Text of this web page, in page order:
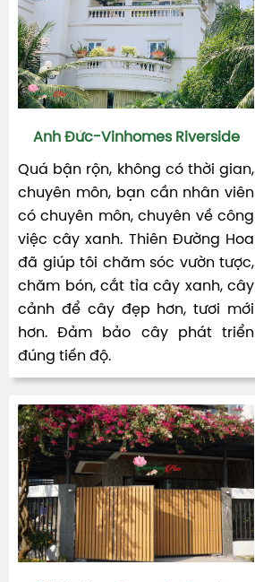
Anh Đức-Vinhomes Riverside
Quá bận rộn, không có thời gian,
chuyên môn, bạn cần nhân viên
có chuyên môn, chuyên về công
việc cây xanh. Thiên Đường Hoa
đã giúp tôi chăm sóc vườn tược,
chăm bón, cắt tỉa cây xanh, cây
cảnh để cây đẹp hơn, tươi mới
hơn. Đảm bảo cây phát triển
đúng tiến độ.